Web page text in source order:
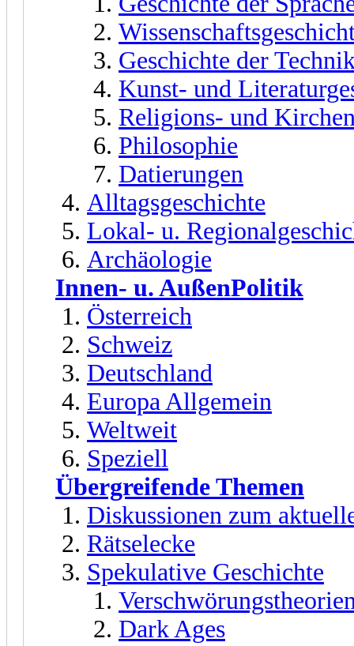
Geschichte der
Kunst- und
Religions- und
Philosophie
Datierungen
Alltagsgeschichte
Lokal- u.
Archäologie
Innen- u. AußenPolitik
Österreich
Schweiz
Deutschland
Europa Allgemein
Weltweit
Speziell
Übergreifende Themen
Diskussionen zum
Rätselecke
Spekulative Geschichte
Dark Ages